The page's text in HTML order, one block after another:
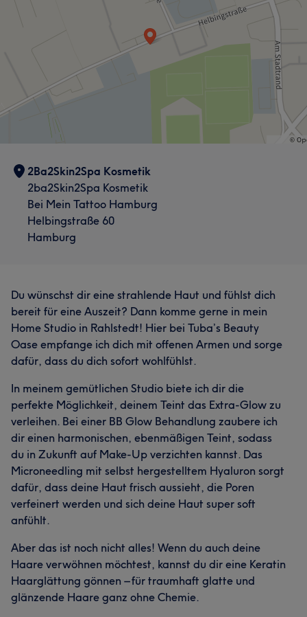
2Ba2Skin2Spa Kosmetik
2ba2Skin2Spa Kosmetik
Bei Mein Tattoo Hamburg
Helbingstraße 60
Hamburg
Du wünschst dir eine strahlende Haut und fühlst dich
bereit für eine Auszeit? Dann komme gerne in mein
Home Studio in Rahlstedt! Hier bei Tuba’s Beauty
Oase empfange ich dich mit offenen Armen und sorge
dafür, dass du dich sofort wohlfühlst.
In meinem gemütlichen Studio biete ich dir die
perfekte Möglichkeit, deinem Teint das Extra-Glow zu
verleihen. Bei einer BB Glow Behandlung zaubere ich
dir einen harmonischen, ebenmäßigen Teint, sodass
du in Zukunft auf Make-Up verzichten kannst. Das
Microneedling mit selbst hergestelltem Hyaluron sorgt
dafür, dass deine Haut frisch aussieht, die Poren
verfeinert werden und sich deine Haut super soft
anfühlt.
Aber das ist noch nicht alles! Wenn du auch deine
Haare verwöhnen möchtest, kannst du dir eine Keratin
Haarglättung gönnen – für traumhaft glatte und
glänzende Haare ganz ohne Chemie.